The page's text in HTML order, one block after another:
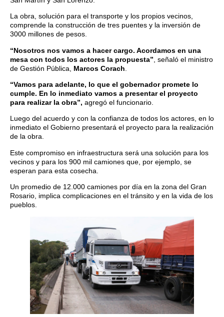
La obra, solución para el transporte y los propios vecinos,
comprende la construcción de tres puentes y la inversión de
3000 millones de pesos.
“Nosotros nos vamos a hacer cargo. Acordamos en una
mesa con todos los actores la propuesta” , señaló el ministro
de Gestión Pública, Marcos Corach
“Vamos para adelante, lo que el gobernador promete lo
cumple. En lo inmediato vamos a presentar el proyecto
para realizar la obra”, agregó el funcionario.
Luego del acuerdo y con la confianza de todos los actores, en lo
inmediato el Gobierno presentará el proyecto para la realización
de la obra.
Este compromiso en infraestructura será una solución para los
vecinos y para los 900 mil camiones que, por ejemplo, se
esperan para esta cosecha.
Un promedio de 12.000 camiones por día en la zona del Gran
Rosario, implica complicaciones en el tránsito y en la vida de los
pueblos.